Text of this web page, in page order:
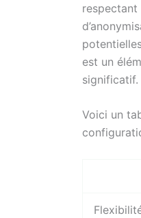
respectant
est un
significatif.
Voici un